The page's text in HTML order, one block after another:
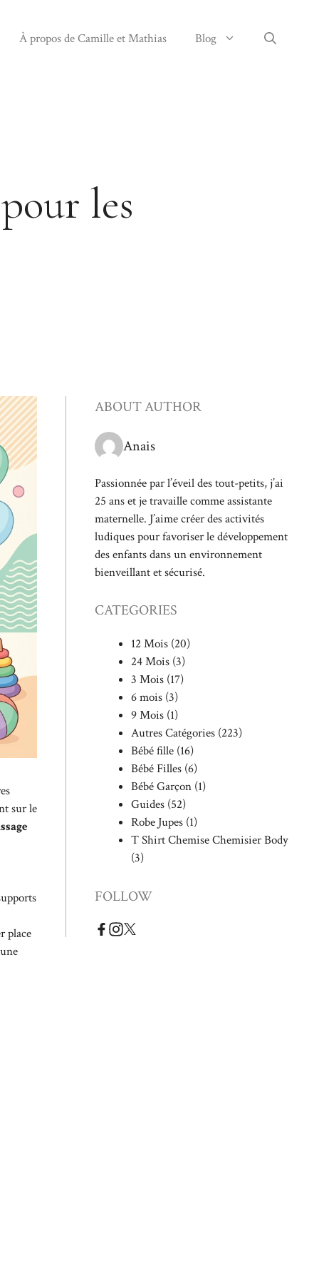
À propos de Camille et Mathias Blog
les
sur le
place
ABOUT AUTHOR
Anais
Passionnée par l’éveil des tout-petits, j’ai
25 ans et je travaille comme assistante
maternelle. J’aime créer des activités
ludiques pour favoriser le développement
des enfants dans un environnement
bienveillant et sécurisé.
CATEGORIES
12 Mois (20)
24 Mois (3)
3 Mois (17)
6 mois (3)
9 Mois (1)
Autres Catégories (223)
Bébé fille (16)
Bébé Filles (6)
Bébé Garçon (1)
Guides (52)
Robe Jupes (1)
T Shirt Chemise Chemisier Body
(3)
FOLLOW